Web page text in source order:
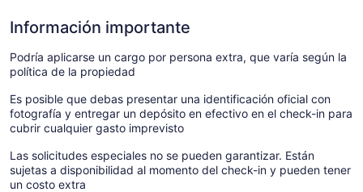
Información importante
Podría aplicarse un cargo por persona extra, que varía según la
política de la propiedad
Es posible que debas presentar una identificación oficial con
fotografía y entregar un depósito en efectivo en el check-in para
cubrir cualquier gasto imprevisto
Las solicitudes especiales no se pueden garantizar. Están
sujetas a disponibilidad al momento del check-in y pueden tener
un costo extra